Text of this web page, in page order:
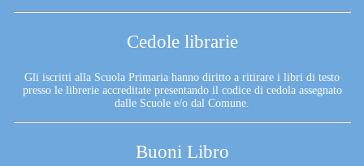
Cedole librarie
Gli iscritti alla Scuola Primaria hanno diritto a ritirare i libri di testo
presso le librerie accreditate presentando il codice di cedola assegnato
dalle Scuole e/o dal Comune.
Buoni Libro